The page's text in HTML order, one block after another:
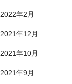
2022年2月
2021年12月
2021年10月
2021年9月